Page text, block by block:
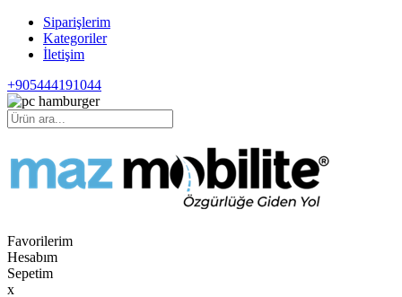
Siparişlerim
Kategoriler
İletişim
+905444191044
Favorilerim
Hesabım
Sepetim
x